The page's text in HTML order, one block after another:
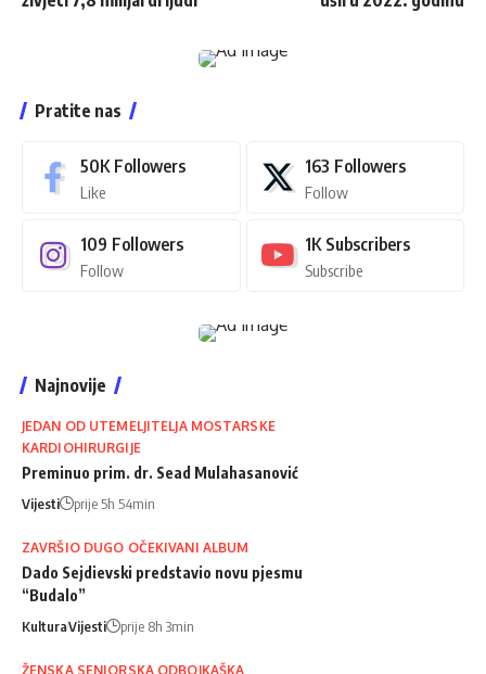
Pratite nas
50K Followers
Like
163 Followers
Follow
109 Followers
Follow
1K Subscribers
Subscribe
Najnovije
JEDAN OD UTEMELJITELJA MOSTARSKE
KARDIOHIRURGIJE
Preminuo prim. dr. Sead Mulahasanović
Vijesti prije 5h 54min
ZAVRŠIO DUGO OČEKIVANI ALBUM
Dado Sejdievski predstavio novu pjesmu
“Budalo”
KulturaVijesti prije 8h 3min
ŽENSKA SENIORSKA ODBOJKAŠKA